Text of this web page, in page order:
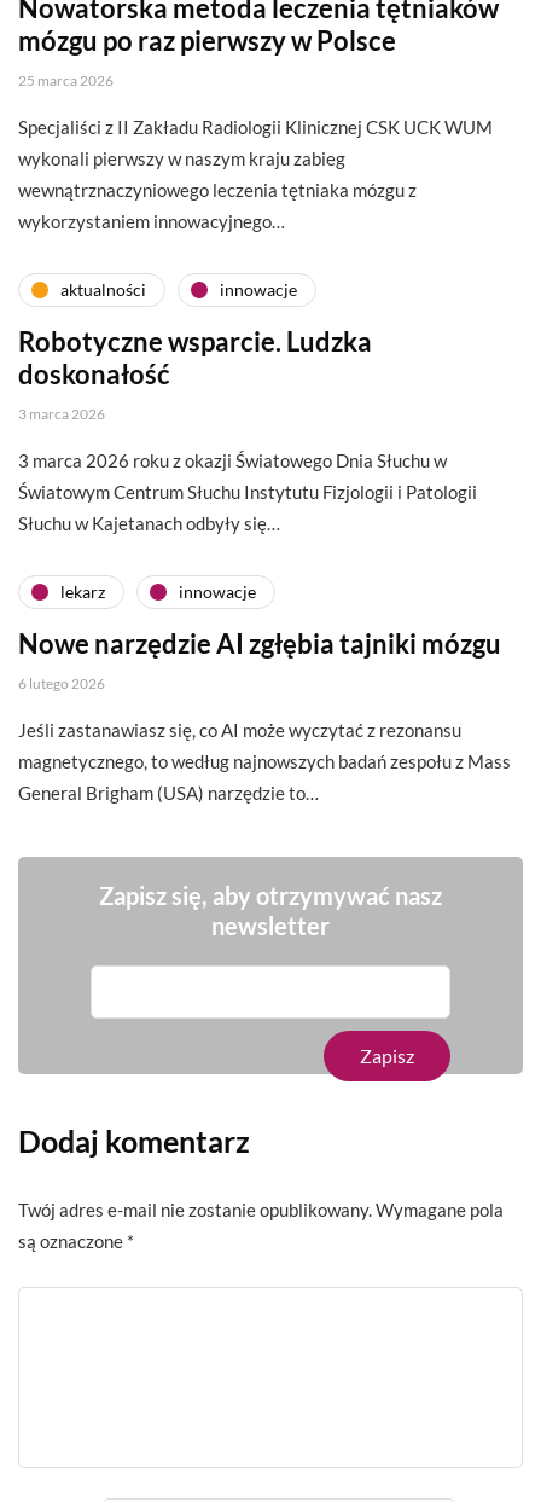
Nowatorska metoda leczenia tętniaków
mózgu po raz pierwszy w Polsce
25 marca 2026
Specjaliści z II Zakładu Radiologii Klinicznej CSK UCK WUM
wykonali pierwszy w naszym kraju zabieg
wewnątrznaczyniowego leczenia tętniaka mózgu z
wykorzystaniem innowacyjnego…
aktualności innowacje
Robotyczne wsparcie. Ludzka
doskonałość
3 marca 2026
3 marca 2026 roku z okazji Światowego Dnia Słuchu w
Światowym Centrum Słuchu Instytutu Fizjologii i Patologii
Słuchu w Kajetanach odbyły się…
lekarz innowacje
Nowe narzędzie AI zgłębia tajniki mózgu
6 lutego 2026
Jeśli zastanawiasz się, co AI może wyczytać z rezonansu
magnetycznego, to według najnowszych badań zespołu z Mass
General Brigham (USA) narzędzie to…
Zapisz się, aby otrzymywać nasz
newsletter
Dodaj komentarz
Twój adres e-mail nie zostanie opublikowany. Wymagane pola
są oznaczone *